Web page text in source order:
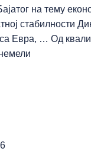
на тему
стабилности
Евра, … Од